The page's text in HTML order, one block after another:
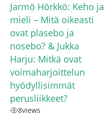
Jarmö Hörkkö: Keho ja
mieli – Mitä oikeasti
ovat plasebo ja
nosebo? & Jukka
Harju: Mitkä ovat
voimaharjoittelun
hyödyllisimmät
perusliikkeet?
8views